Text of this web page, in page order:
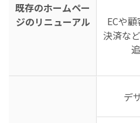
既存のホームペー
ジのリニューアル
ECや顧
決済な
デ